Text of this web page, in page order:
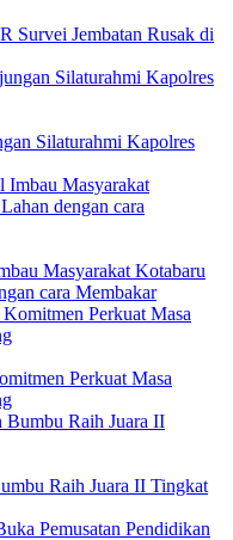
Survei Jembatan Rusak di
Silaturahmi Kapolres
Masyarakat Kotabaru
cara Membakar
Perkuat Masa
Raih Juara II Tingkat